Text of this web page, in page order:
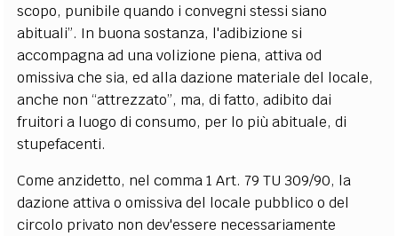
scopo, punibile quando i convegni stessi siano
abituali”. In buona sostanza, l'adibizione si
accompagna ad una volizione piena, attiva od
omissiva che sia, ed alla dazione materiale del locale,
anche non “attrezzato”, ma, di fatto, adibito dai
fruitori a luogo di consumo, per lo più abituale, di
stupefacenti.
Come anzidetto, nel comma 1 Art. 79 TU 309/90, la
dazione attiva o omissiva del locale pubblico o del
circolo privato non dev'essere necessariamente